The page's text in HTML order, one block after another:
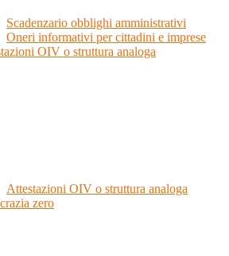
Scadenzario obblighi amministrativi
Oneri informativi per cittadini e imprese
OIV o struttura analoga
Attestazioni OIV o struttura analoga
zero